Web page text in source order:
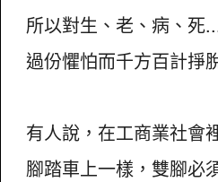
所以對生、老、病、死
過份懼怕而千方百計掙
有人說，在工商業社會
腳踏車上一樣，雙腳必